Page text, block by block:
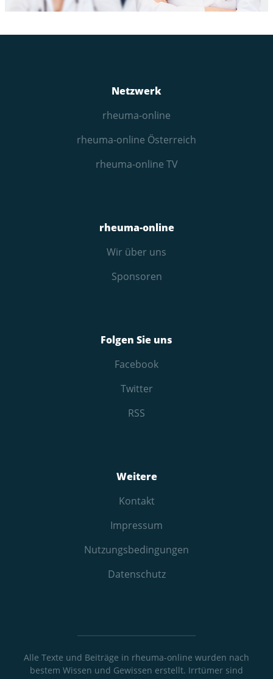
Netzwerk
rheuma-online
rheuma-online Österreich
rheuma-online TV
rheuma-online
Wir über uns
Sponsoren
Folgen Sie uns
Facebook
Twitter
RSS
Weitere
Kontakt
Impressum
Nutzungs­bedingungen
Datenschutz
Alle Texte und Beiträge in rheuma-online wurden nach
bestem Wissen und Gewissen erstellt. Irrtümer sind